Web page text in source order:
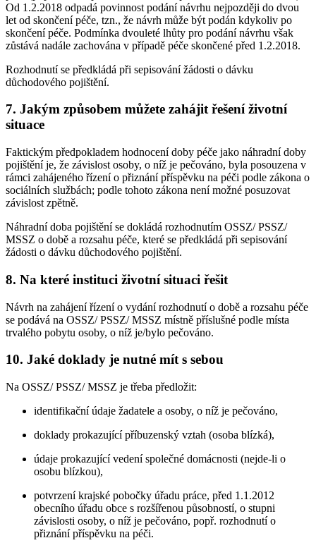
Od 1.2.2018 odpadá povinnost podání návrhu nejpozději do dvou
let od skončení péče, tzn., že návrh může být podán kdykoliv po
skončení péče. Podmínka dvouleté lhůty pro podání návrhu však
zůstává nadále zachována v případě péče skončené před 1.2.2018.
Rozhodnutí se předkládá při sepisování žádosti o dávku
důchodového pojištění.
7. Jakým způsobem můžete zahájit řešení životní
situace
Faktickým předpokladem hodnocení doby péče jako náhradní doby
pojištění je, že závislost osoby, o níž je pečováno, byla posouzena v
rámci zahájeného řízení o přiznání příspěvku na péči podle zákona o
sociálních službách; podle tohoto zákona není možné posuzovat
závislost zpětně.
Náhradní doba pojištění se dokládá rozhodnutím OSSZ/ PSSZ/
MSSZ o době a rozsahu péče, které se předkládá při sepisování
žádosti o dávku důchodového pojištění.
8. Na které instituci životní situaci řešit
Návrh na zahájení řízení o vydání rozhodnutí o době a rozsahu péče
se podává na OSSZ/ PSSZ/ MSSZ místně příslušné podle místa
trvalého pobytu osoby, o níž je/bylo pečováno.
10. Jaké doklady je nutné mít s sebou
Na OSSZ/ PSSZ/ MSSZ je třeba předložit:
identifikační údaje žadatele a osoby, o níž je pečováno,
doklady prokazující příbuzenský vztah (osoba blízká),
údaje prokazující vedení společné domácnosti (nejde-li o
osobu blízkou),
potvrzení krajské pobočky úřadu práce, před 1.1.2012
obecního úřadu obce s rozšířenou působností, o stupni
závislosti osoby, o níž je pečováno, popř. rozhodnutí o
přiznání příspěvku na péči.